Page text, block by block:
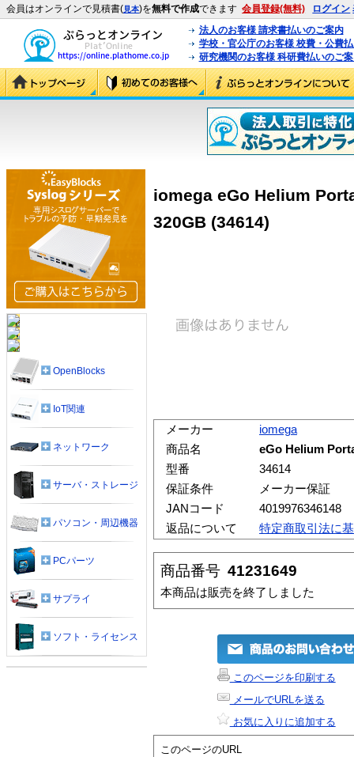
会員はオンラインで見積書(見本)を無料で作成できます 会員登録(無料) ログイン
法人のお客様 請求書払いのご案内
学校・官公庁のお客様 校費・公費
研究機関のお客様 科研費払いのご
iomega eGo Helium
320GB (34614)
メーカー
iomega
商品名
eGo Helium
型番
34614
保証条件
メーカー保証
JANコード
4019976346148
返品について
特定商取引法に
商品番号 41231649
本商品は販売を終了しました
このページを印刷する
メールでURLを送る
お気に入りに追加する
このページのURL
OpenBlocks
IoT関連
ネットワーク
サーバ・ストレージ
パソコン・周辺機器
PCパーツ
サプライ
ソフト・ライセンス